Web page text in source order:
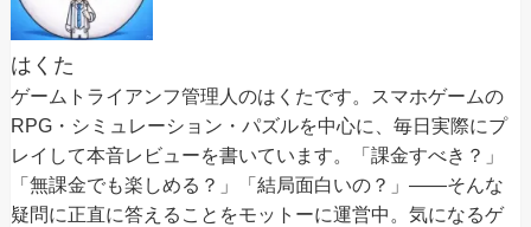
はくた
ゲームトライアンフ管理人のはくたです。スマホゲームの
RPG・シミュレーション・パズルを中心に、毎日実際にプ
レイして本音レビューを書いています。「課金すべき？」
「無課金でも楽しめる？」「結局面白いの？」——そんな
疑問に正直に答えることをモットーに運営中。気になるゲ